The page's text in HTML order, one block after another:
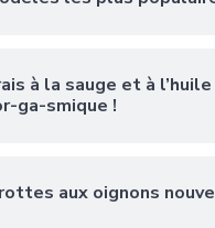
à la sauge et à
ga-smique !
aux oignons